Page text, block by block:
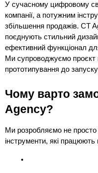
У сучасному цифровому
компанії, а потужним
збільшення продажів. CT
поєднують стильний
ефективний функціонал
Ми супроводжуємо проєкт
прототипування до
Чому варто
Agency?
Ми розробляємо не просто
інструменти, які працюють